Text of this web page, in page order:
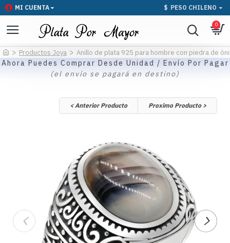
MI CUENTA $ PESO CHILENO
0
Productos Joya Anillo de plata 925 para hombre con piedra de
Ahora Puedes Comprar Desde Unidad / Envío Por Pagar
(el envío se pagará en destino)
< Anterior Producto Proximo Producto >